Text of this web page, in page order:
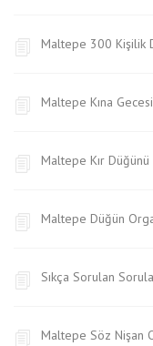
Maltepe 300 Kişilik
Maltepe Kına
Maltepe Kır
Maltepe Düğün
Sıkça Sorulan
Maltepe Söz Nişan